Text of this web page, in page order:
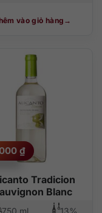
vào giỏ hàng
Tradicion
Blanc
₫